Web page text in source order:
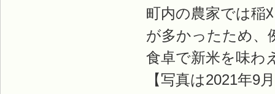
町内の農家では稲
が多かったため、
食卓で新米を味わ
【写真は2021年9